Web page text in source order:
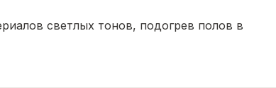
светлых тонов, подогрев полов в
шторой.